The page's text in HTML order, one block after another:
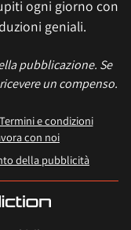
ogni giorno con
geniali.
pubblicazione. Se
un compenso.
Termini e condizioni
con noi
della pubblicità